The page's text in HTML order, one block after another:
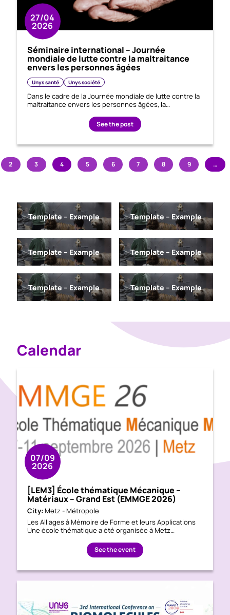
27/04
2026
Séminaire international – Journée
mondiale de lutte contre la maltraitance
envers les personnes âgées
Unys santé Unys société
Dans le cadre de la Journée mondiale de lutte contre la
maltraitance envers les personnes âgées, la…
See the post
2 3 4 5 6 7 8 9 …
Template – Example Template – Example
Template – Example Template – Example
Template – Example Template – Example
Calendar
07/09
2026
[LEM3] École thématique Mécanique –
Matériaux – Grand Est (EMMGE 2026)
City: Metz - Métropole
Les Alliages à Mémoire de Forme et leurs Applications
Une école thématique a été organisée à Metz…
See the event